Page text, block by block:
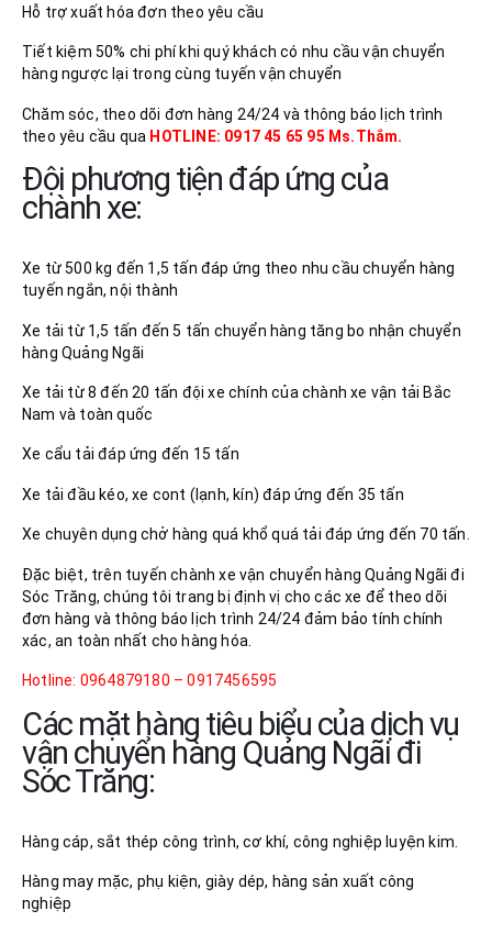
Hỗ trợ xuất hóa đơn theo yêu cầu
Tiết kiệm 50% chi phí khi quý khách có nhu cầu vận chuyển
hàng ngược lại trong cùng tuyến vận chuyển
Chăm sóc, theo dõi đơn hàng 24/24 và thông báo lịch trình
theo yêu cầu qua HOTLINE: 0917 45 65 95 Ms.Thắm.
Đội phương tiện đáp ứng của
chành xe:
Xe từ 500 kg đến 1,5 tấn đáp ứng theo nhu cầu chuyển hàng
tuyến ngắn, nội thành
Xe tải từ 1,5 tấn đến 5 tấn chuyển hàng tăng bo nhận chuyển
hàng Quảng Ngãi
Xe tải từ 8 đến 20 tấn đội xe chính của chành xe vận tải Bắc
Nam và toàn quốc
Xe cẩu tải đáp ứng đến 15 tấn
Xe tải đầu kéo, xe cont (lạnh, kín) đáp ứng đến 35 tấn
Xe chuyên dụng chở hàng quá khổ quá tải đáp ứng đến 70 tấn.
Đặc biệt, trên tuyến chành xe vận chuyển hàng Quảng Ngãi đi
Sóc Trăng, chúng tôi trang bị định vị cho các xe để theo dõi
đơn hàng và thông báo lịch trình 24/24 đảm bảo tính chính
xác, an toàn nhất cho hàng hóa.
Hotline: 0964879180 – 0917456595
Các mặt hàng tiêu biểu của dịch vụ
vận chuyển hàng Quảng Ngãi đi
Sóc Trăng:
Hàng cáp, sắt thép công trình, cơ khí, công nghiệp luyện kim.
Hàng may mặc, phụ kiện, giày dép, hàng sản xuất công
nghiệp